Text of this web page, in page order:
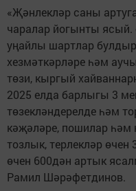
«Җәнлекләр саны
чаралар йогынты ясый.
уңайлы шартлар
хезмәткәрләре һәм
төзи, кыргый
2025 елда барлыгы 3
төзекләндерелде һәм
кәҗәләре, пошилар һәм
тозлык, терлекләр
өчен 600дән артык
Рамил Шәрәфетдинов.